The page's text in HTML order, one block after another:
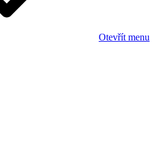
Otevřít menu